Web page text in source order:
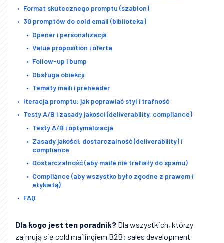
Format skutecznego promptu (szablon)
30 promptów do cold email (biblioteka)
Opener i personalizacja
Value proposition i oferta
Follow-up i bump
Obsługa obiekcji
Tematy maili i preheader
Iteracja promptu: jak poprawiać styl i trafność
Testy A/B i zasady jakości (deliverability, compliance)
Testy A/B i optymalizacja
Zasady jakości: dostarczalność (deliverability) i
compliance
Dostarczalność (aby maile nie trafiały do spamu)
Compliance (aby wszystko było zgodne z prawem i
etykietą)
FAQ
Dla kogo jest ten poradnik? Dla wszystkich, którzy
zajmują się cold mailingiem B2B: sales development